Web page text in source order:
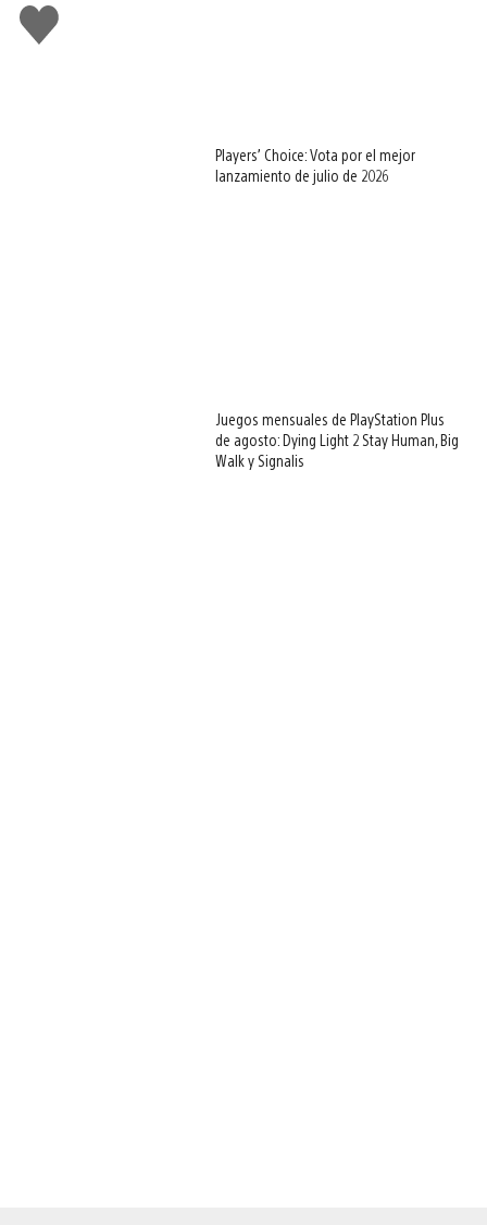
Me
gusta
esto
Players’ Choice: Vota por el mejor
lanzamiento de julio de 2026
Juegos mensuales de PlayStation Plus
de agosto: Dying Light 2 Stay Human, Big
Walk y Signalis